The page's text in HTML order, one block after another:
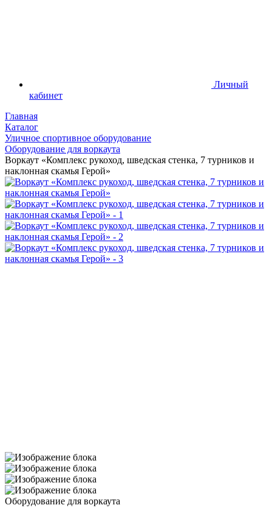
Личный
кабинет
Главная
Каталог
Уличное спортивное оборудование
Оборудование для воркаута
Воркаут «Комплекс рукоход, шведская стенка, 7 турников и
наклонная скамья Герой»
Оборудование для воркаута